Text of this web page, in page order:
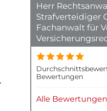
Herr
Strafverteidiger
Fachanwalt für
Bewertungen
Alle Bewertungen